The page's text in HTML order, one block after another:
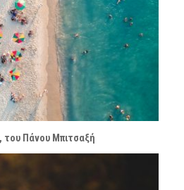
του Πάνου Μπιτσαξή